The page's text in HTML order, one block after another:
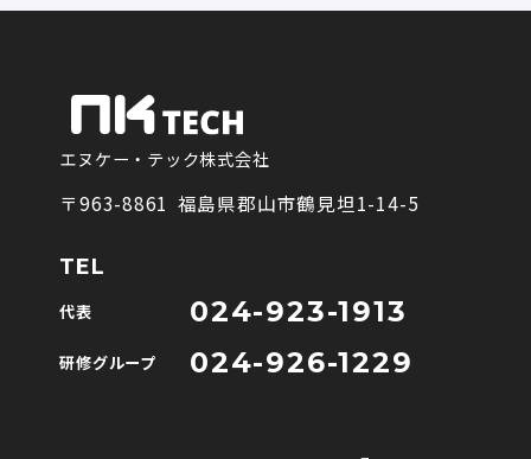
エヌケー・テック株式会社
〒963-8861 福島県郡山市鶴見坦1-14-5
TEL
代表 024-923-1913
研修グループ 024-926-1229